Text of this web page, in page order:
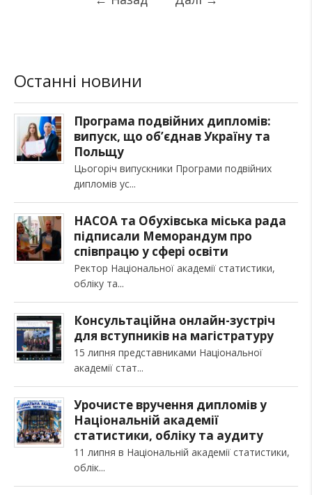
Останні новини
Програма подвійних дипломів:
випуск, що об’єднав Україну та
Польщу
Цьогоріч випускники Програми подвійних
дипломів ус
НАСОА та Обухівська міська рада
підписали Меморандум про
співпрацю у сфері освіти
Ректор Національної академії статистики,
обліку та
Консультаційна онлайн-зустріч
для вступників на магістратуру
15 липня представниками Національної
академії стат
Урочисте вручення дипломів у
Національній академії
статистики, обліку та аудиту
11 липня в Національній академії статистики,
облік